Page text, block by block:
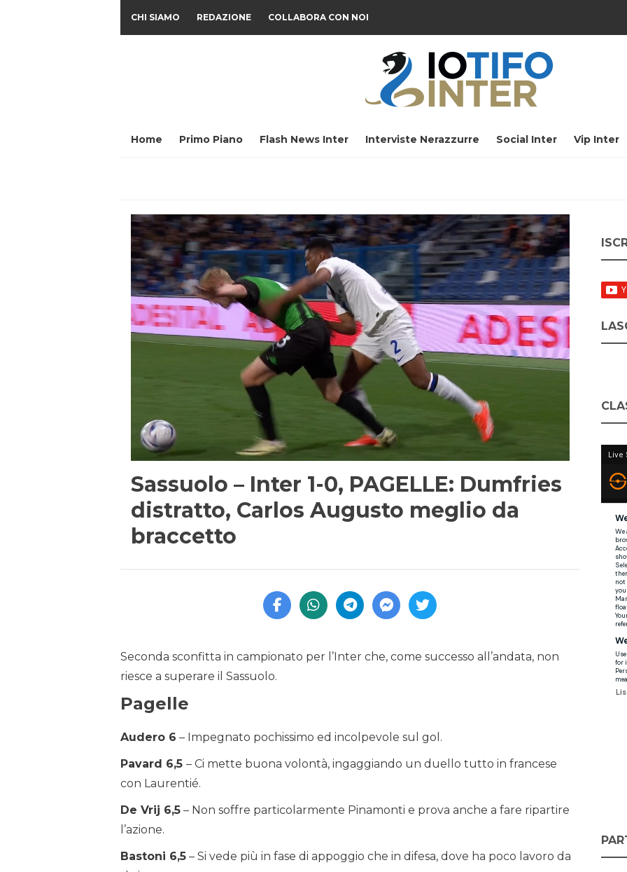
CHI SIAMO REDAZIONE COLLABORA CON NOI
Home Primo Piano Flash News Inter Interviste Nerazzurre Social Inter Vip Inter
Sassuolo – Inter 1-0, PAGELLE: Dumfries
distratto, Carlos Augusto meglio da
braccetto
Seconda sconfitta in campionato per l’Inter che, come successo all’andata, non
riesce a superare il Sassuolo.
Pagelle
Audero 6 – Impegnato pochissimo ed incolpevole sul gol.
Pavard 6,5 – Ci mette buona volontà, ingaggiando un duello tutto in francese
con Laurentié.
De Vrij 6,5 – Non soffre particolarmente Pinamonti e prova anche a fare ripartire
l’azione.
Bastoni 6,5 – Si vede più in fase di appoggio che in difesa, dove ha poco lavoro da